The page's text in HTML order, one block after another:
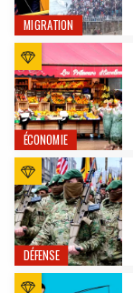
MIGRATION
ÉCONOMIE
DÉFENSE